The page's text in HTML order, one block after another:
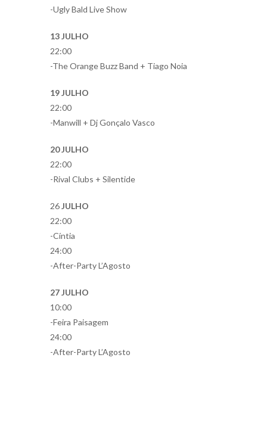
-Ugly Bald Live Show
13 JULHO
22:00
-The Orange Buzz Band + Tiago Noia
19 JULHO
22:00
-Manwill + Dj Gonçalo Vasco
20 JULHO
22:00
-Rival Clubs + Silentide
26JULHO
22:00
-Cíntia
24:00
-After-Party L’Agosto
27 JULHO
10:00
-Feira Paisagem
24:00
-After-Party L’Agosto